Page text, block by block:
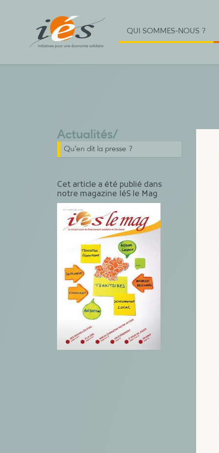
QUI SOMMES-NOUS ?
Actualités/
Qu’en dit la presse ?
Cet article a été publié dans
notre magazine IéS le Mag